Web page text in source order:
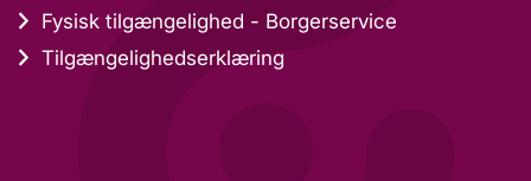
Fysisk tilgængelighed - Borgerservice
Tilgængelighedserklæring